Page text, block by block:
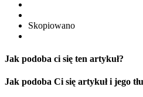
Skopiowano
Jak podoba ci się ten artykuł?
Jak podoba Ci się artykuł i jego